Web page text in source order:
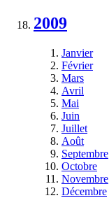
2009
Janvier
Février
Mars
Avril
Mai
Juin
Juillet
Août
Septembre
Octobre
Novembre
Décembre